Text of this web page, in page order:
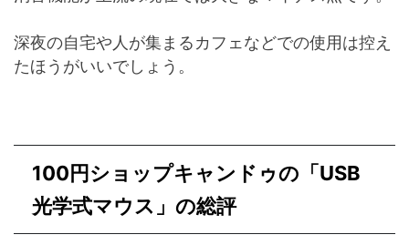
深夜の自宅や人が集まるカフェなどでの使用は控え
たほうがいいでしょう。
100円ショップキャンドゥの「USB
光学式マウス」の総評